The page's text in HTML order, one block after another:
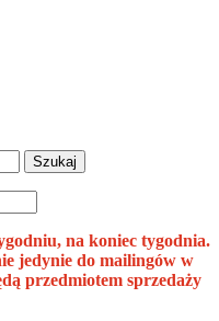
na koniec tygodnia.
jedynie do mailingów w
przedmiotem sprzedaży